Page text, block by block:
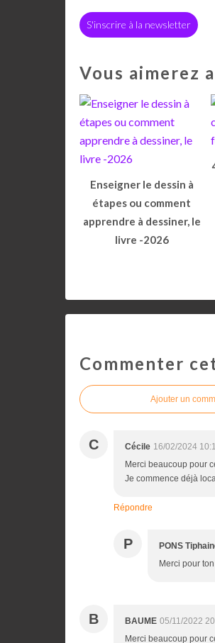
S'inscrire à la newsletter
Vous aimerez
Enseigner le dessin à
étapes ou comment
apprendre à dessiner, le
livre -2026
Commenter
Ajouter un
C Cécile 16/02/2024
Merci beaucoup pour
Je commence déjà
Répondre
P PONS
Merci pour
B BAUME 05/11/2022
Merci beaucoup pour